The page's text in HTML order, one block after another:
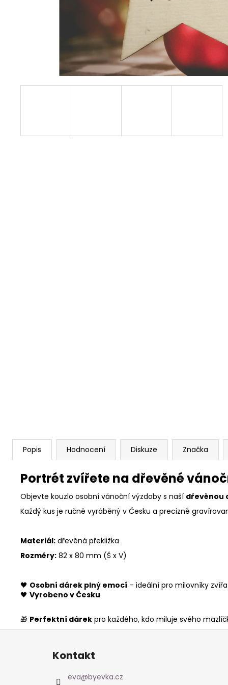
Popis Hodnocení Diskuze Značka
Portrét zvířete na dřevěné
Objevte kouzlo osobní vánoční výzdoby s naší dřevěnou
Každý kus je ručně vyráběný v Česku a precizně
Materiál: dřevěná překližka
Rozměry: 82 x 80 mm (Š x V)
🖤 Osobní dárek plný emocí – ideální pro milovníky
🖤 Vyrobeno v Česku
🎁 Perfektní dárek pro každého, kdo miluje svého
Z
Kontakt
eva@byevka.cz